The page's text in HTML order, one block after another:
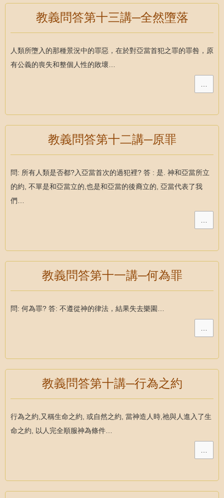
教義問答第十三講─全然墮落
人類所墮入的那種景況中的罪惡，在於對亞當首犯之罪的罪咎，原
有公義的喪失和整個人性的敗壞…
…
教義問答第十二講─原罪
問: 所有人類是否都?入亞當首次的過犯裡? 答 : 是. 神和亞當所立
的約, 不單是和亞當立的,也是和亞當的後裔立的, 亞當代表了我
們…
…
教義問答第十一講─何為罪
問: 何為罪? 答: 不遵從神的律法，結果失去樂園…
…
教義問答第十講─行為之約
行為之約,又稱生命之約, 或自然之約, 當神造人時,祂與人進入了生
命之約, 以人完全順服神為條件…
…